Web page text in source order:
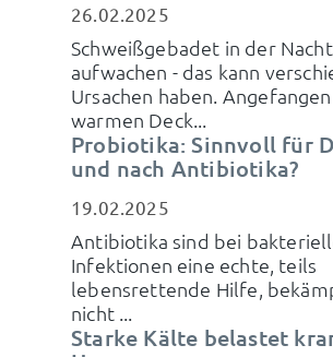
26.02.2025
Schweißgebadet in der Nacht
aufwachen - das kann
Ursachen haben.
warmen Deck...
Probiotika: Sinnvoll für
und nach Antibiotika?
19.02.2025
Antibiotika sind bei
Infektionen eine echte, teils
lebensrettende Hilfe,
nicht ...
Starke Kälte belastet